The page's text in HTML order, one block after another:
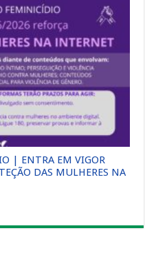
| ENTRA EM VIGOR
DAS MULHERES NA